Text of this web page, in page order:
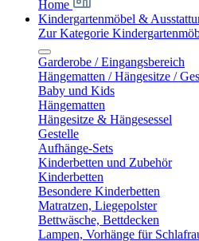
Home
Kindergartenmöbel &
Zur Kategorie
Garderobe / Eingangsbereich
Hängematten / Hängesitze /
Baby und Kids
Hängematten
Hängesitze & Hängesessel
Gestelle
Aufhänge-Sets
Kinderbetten und Zubehör
Kinderbetten
Besondere Kinderbetten
Matratzen, Liegepolster
Bettwäsche, Bettdecken
Lampen, Vorhänge für